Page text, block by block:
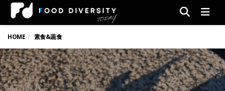
HOME 素食&蔬食